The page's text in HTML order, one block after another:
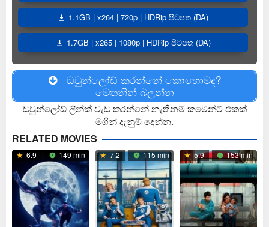
1.1GB | x264 | 720p | HDRip පිටපත (DA)
1.7GB | x265 | 1080p | HDRip පිටපත (DA)
ඩවුන්ලෝඩ් කරන්නේ කොහොමද?
මෙතනින් බලන්න
ඩවුන්ලෝඩ් ලින්ක් වැඩ කරන්නේ නැතිනම් කමෙන්ට් එකක්
මගින් දැනුම් දෙන්න.
RELATED MOVIES
6.9 149 min 7.2 115 min 5.9 153 min